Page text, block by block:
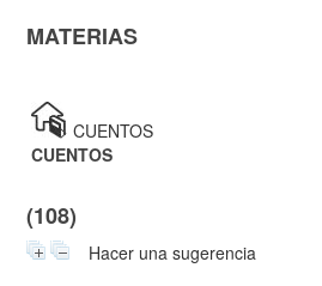
MATERIAS
>CUENTOS
CUENTOS
(108)
Hacer una sugerencia